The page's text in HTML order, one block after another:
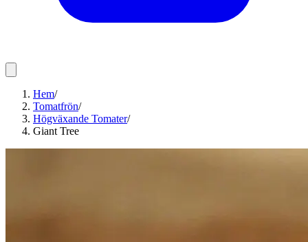
Hem/
Tomatfrön/
Högväxande Tomater/
Giant Tree